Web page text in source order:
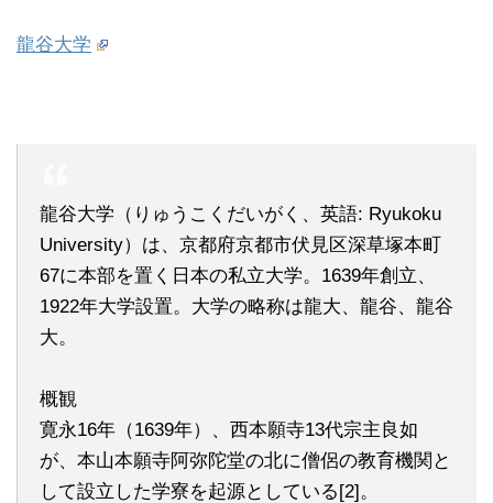
龍谷大学
龍谷大学（りゅうこくだいがく、英語: Ryukoku
University）は、京都府京都市伏見区深草塚本町
67に本部を置く日本の私立大学。1639年創立、
1922年大学設置。大学の略称は龍大、龍谷、龍谷
大。
概観
寛永16年（1639年）、西本願寺13代宗主良如
が、本山本願寺阿弥陀堂の北に僧侶の教育機関と
して設立した学寮を起源としている[2]。